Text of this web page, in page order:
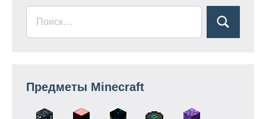
Предметы Minecraft